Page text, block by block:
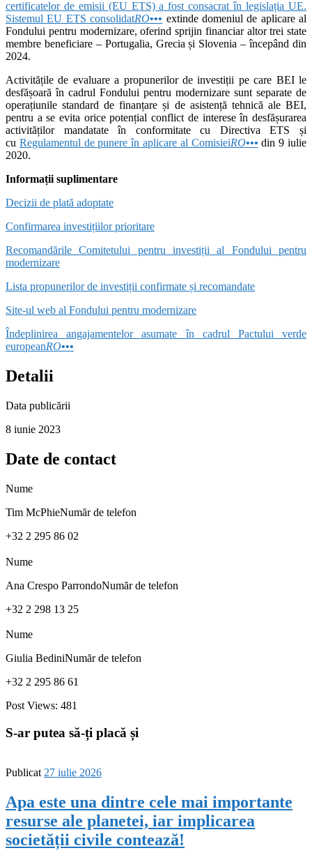
certificatelor de emisii (EU ETS) a fost consacrat în legislația UE.
Sistemul EU ETS consolidatRO••• extinde domeniul de aplicare al
Fondului pentru modernizare, oferind sprijin financiar altor trei state
membre beneficiare – Portugalia, Grecia și Slovenia – începând din
2024.
Activitățile de evaluare a propunerilor de investiții pe care BEI le
desfășoară în cadrul Fondului pentru modernizare sunt separate de
operațiunile standard de finanțare și de asistență tehnică ale BEI,
pentru a se evita orice potențial conflict de interese în desfășurarea
activităților mandatate în conformitate cu Directiva ETS și
cu Regulamentul de punere în aplicare al ComisieiRO••• din 9 iulie
2020.
Informații suplimentare
Decizii de plată adoptate
Confirmarea investițiilor prioritare
Recomandările Comitetului pentru investiții al Fondului pentru
modernizare
Lista propunerilor de investiții confirmate și recomandate
Site-ul web al Fondului pentru modernizare
Îndeplinirea angajamentelor asumate în cadrul Pactului verde
europeanRO•••
Detalii
Data publicării
8 iunie 2023
Date de contact
Nume
Tim McPhieNumăr de telefon
+32 2 295 86 02
Nume
Ana Crespo ParrondoNumăr de telefon
+32 2 298 13 25
Nume
Giulia BediniNumăr de telefon
+32 2 295 86 61
Post Views: 481
S-ar putea să-ți placă și
Publicat 27 iulie 2026
Apa este una dintre cele mai importante
resurse ale planetei, iar implicarea
societății civile contează!